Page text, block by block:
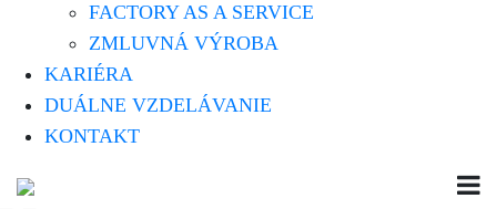
FACTORY AS A SERVICE
ZMLUVNÁ VÝROBA
KARIÉRA
DUÁLNE VZDELÁVANIE
KONTAKT